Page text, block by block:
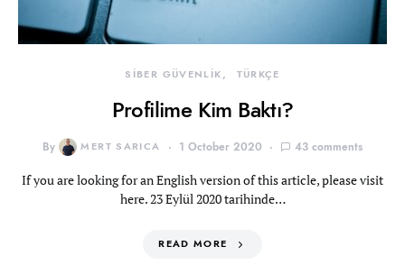
SİBER GÜVENLİK TÜRKÇE
Profilime Kim Baktı?
By MERT SARICA 1 October 2020 43 comments
If you are looking for an English version of this article, please visit
here. 23 Eylül 2020 tarihinde…
READ MORE